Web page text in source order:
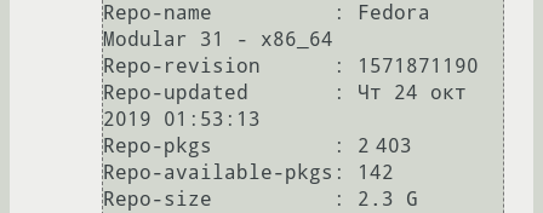
Repo-name          : Fedora
Modular 31 - x86_64
Repo-revision      : 1571871190
Repo-updated       : Чт 24 окт
2019 01:53:13
Repo-pkgs          : 2 403
Repo-available-pkgs: 142
Repo-size          : 2.3 G